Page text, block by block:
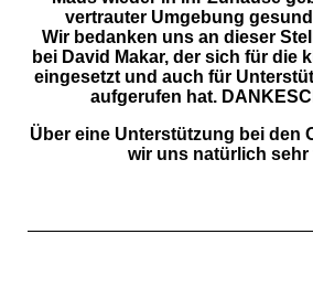
vertrauter Umgebung
Wir bedanken uns an dieser
bei David Makar, der sich für die
eingesetzt und auch für
aufgerufen hat.
Über eine Unterstützung bei den
wir uns natürlich sehr